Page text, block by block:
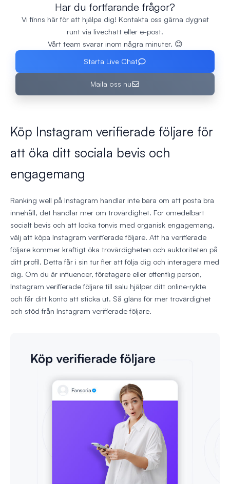
Har du fortfarande frågor?
Vi finns här för att hjälpa dig! Kontakta oss gärna dygnet
runt via livechatt eller e-post.
Vårt team svarar inom några minuter. 😊
Starta Live Chat
Maila oss nu
Köp Instagram verifierade följare för
att öka ditt sociala bevis och
engagemang
Ranking well på Instagram handlar inte bara om att posta bra
innehåll, det handlar mer om trovärdighet. För omedelbart
socialt bevis och att locka tonvis med organisk engagemang,
välj att köpa Instagram verifierade följare. Att ha verifierade
följare kommer kraftigt öka trovärdigheten och auktoriteten på
ditt profil. Detta får i sin tur fler att följa dig och interagera med
dig. Om du är influencer, företagare eller offentlig person,
Instagram verifierade följare till salu hjälper ditt online‑rykte
och får ditt konto att sticka ut. Så gläns för mer trovärdighet
och stöd från Instagram verifierade följare.